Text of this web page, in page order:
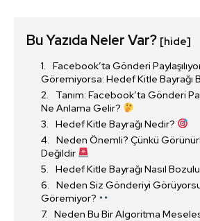
Bu Yazıda Neler Var? [hide]
Facebook’ta Gönderi
Göremiyorsa: Hedef Kitle Bayrağı
Tanım: Facebook’ta Gönderi
Ne Anlama Gelir?
Hedef Kitle Bayrağı Nedir?
Neden Önemli? Çünkü
Değildir
Hedef Kitle Bayrağı Nasıl
Neden Siz Gönderiyi
Göremiyor?
Neden Bu Bir Algoritma